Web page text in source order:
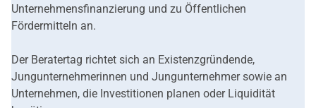
Unternehmensfinanzierung und zu Öffentlichen
Fördermitteln an.
Der Beratertag richtet sich an Existenzgründende,
Jungunternehmerinnen und Jungunternehmer sowie an
Unternehmen, die Investitionen planen oder Liquidität